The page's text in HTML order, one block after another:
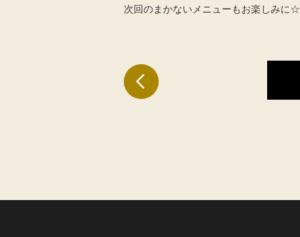
次回のまかないメニューもお楽しみに☆